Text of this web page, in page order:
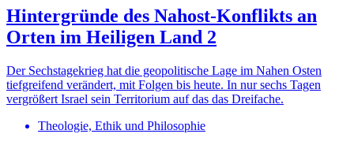
Hintergründe des Nahost-Konflikts an
Orten im Heiligen Land 2
Der Sechstagekrieg hat die geopolitische Lage im Nahen Osten
tiefgreifend verändert, mit Folgen bis heute. In nur sechs Tagen
vergrößert Israel sein Territorium auf das das Dreifache.
Theologie, Ethik und Philosophie